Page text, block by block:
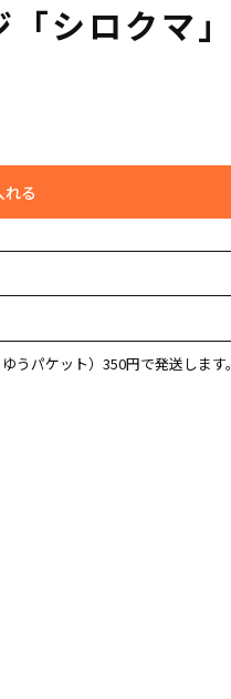
シロクマ」
れる
パケット）350円で発送します。